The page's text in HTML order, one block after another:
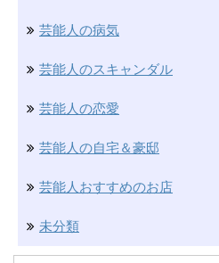
芸能人の病気
芸能人のスキャンダル
芸能人の恋愛
芸能人の自宅＆豪邸
芸能人おすすめのお店
未分類